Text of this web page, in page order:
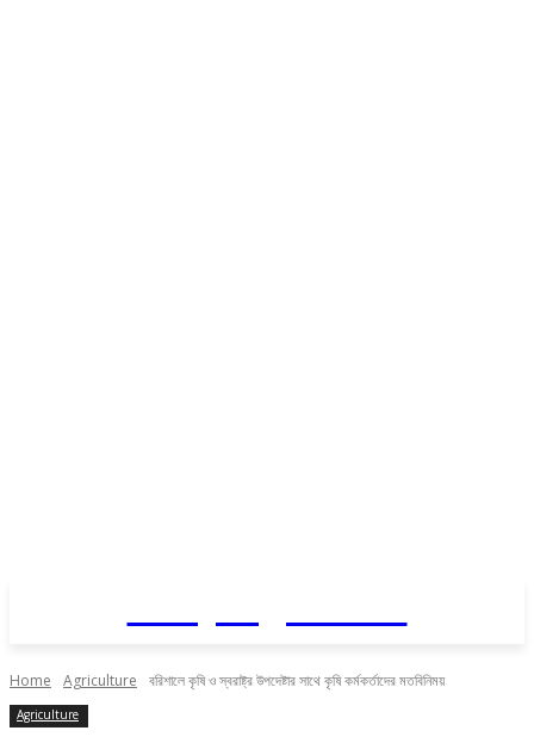
Home Agriculture বরিশালে কৃষি ও স্বরাষ্ট্র উপদেষ্টার সাথে কৃষি কর্মকর্তাদের মতবিনিময়
Agriculture